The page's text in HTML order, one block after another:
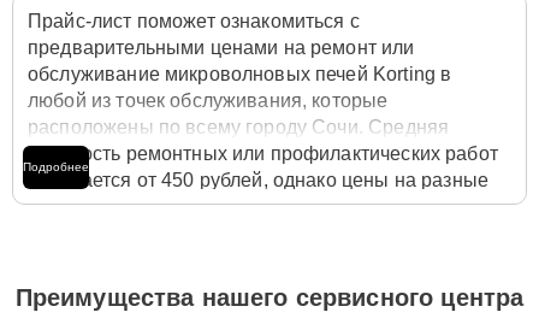
Прайс-лист поможет ознакомиться с
предварительными ценами на ремонт или
обслуживание микроволновых печей Korting в
любой из точек обслуживания, которые
расположены по всему городу Сочи. Средняя
стоимость ремонтных или профилактических работ
начинается от 450 рублей, однако цены на разные
виды комплектующих могут различаться. Полную
службы заботы о клиентах. Для расчета итоговой
стоимости ремонта микроволновой печи достаточно
Подробнее
Преимущества нашего сервисного центра